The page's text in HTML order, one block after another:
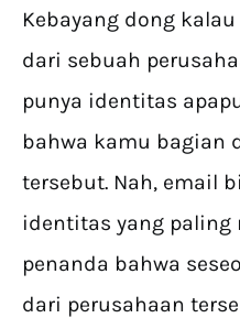
Kebayang dong
dari sebuah
punya identitas
bahwa kamu bagian
tersebut. Nah, email
identitas yang paling
penanda bahwa
dari perusahaan